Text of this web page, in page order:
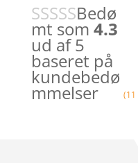
Bedø
mt som 4.3
ud af 5
baseret på
kundebedø
mmelser (11